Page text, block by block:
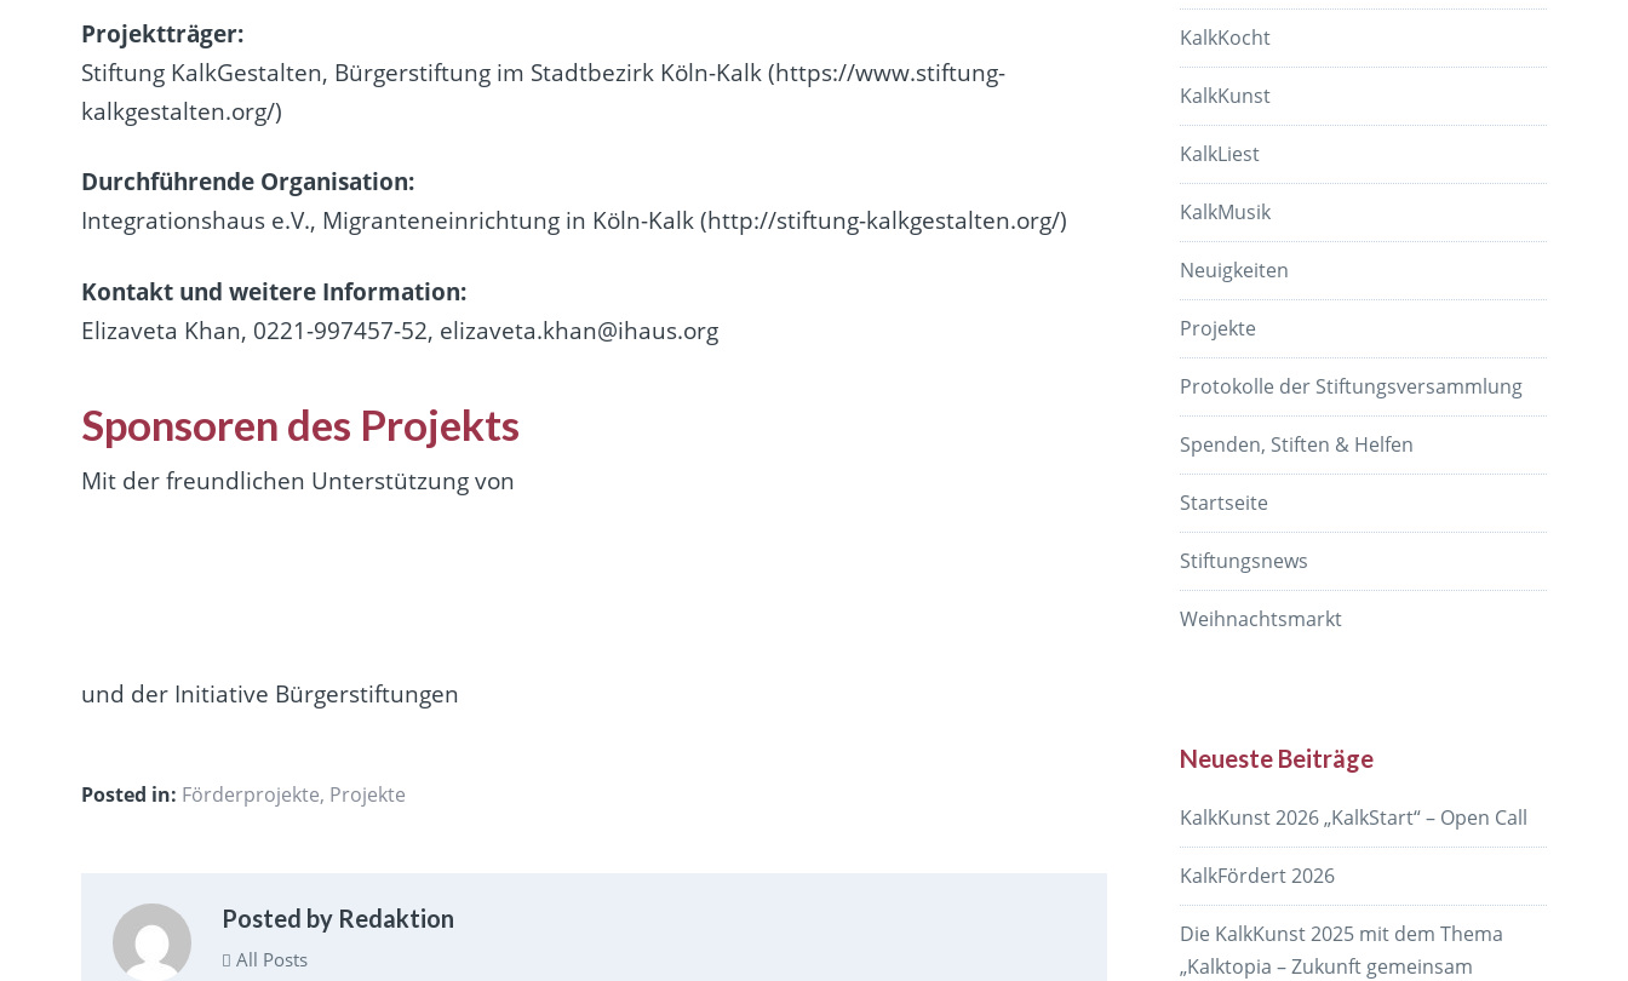
Projektträger:
Stiftung KalkGestalten, Bürgerstiftung im Stadtbezirk Köln-Kalk (https://www.stiftung-
kalkgestalten.org/)
Durchführende Organisation:
Integrationshaus e.V., Migranteneinrichtung in Köln-Kalk (http://stiftung-kalkgestalten.org/)
Kontakt und weitere Information:
Elizaveta Khan, 0221-997457-52, elizaveta.khan@ihaus.org
Sponsoren des Projekts
Mit der freundlichen Unterstützung von
und der Initiative Bürgerstiftungen
Posted in: Förderprojekte, Projekte
Posted by Redaktion
All Posts
KalkKocht
KalkKunst
KalkLiest
KalkMusik
Neuigkeiten
Projekte
Protokolle der Stiftungsversammlung
Spenden, Stiften & Helfen
Startseite
Stiftungsnews
Weihnachtsmarkt
Neueste Beiträge
KalkKunst 2026 „KalkStart“ – Open Call
KalkFördert 2026
Die KalkKunst 2025 mit dem Thema
„Kalktopia – Zukunft gemeinsam